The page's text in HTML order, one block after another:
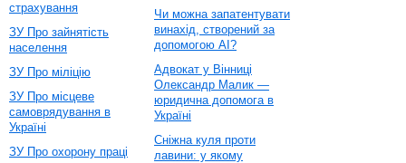
страхування
ЗУ Про зайнятість
населення
ЗУ Про міліцію
ЗУ Про місцеве
самоврядування в
Україні
ЗУ Про охорону праці
Чи можна запатентувати
винахід, створений за
допомогою AI?
Адвокат у Вінниці
Олександр Малик —
юридична допомога в
Україні
Сніжна куля проти
лавини: у якому